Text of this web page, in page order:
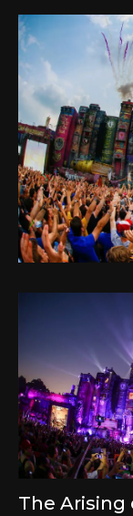
The Arising